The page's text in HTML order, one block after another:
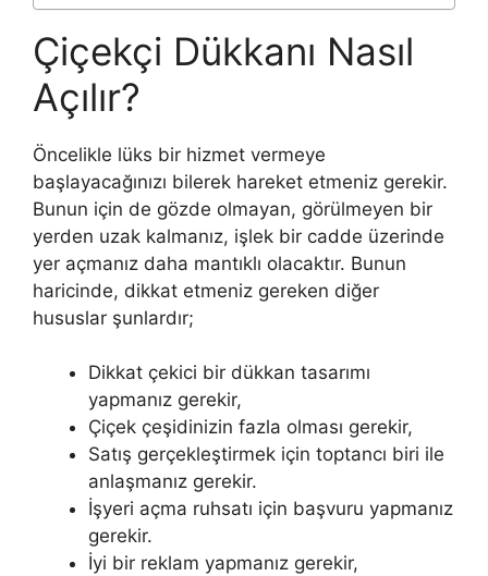
Çiçekçi Dükkanı Nasıl
Açılır?
Öncelikle lüks bir hizmet vermeye
başlayacağınızı bilerek hareket etmeniz gerekir.
Bunun için de gözde olmayan, görülmeyen bir
yerden uzak kalmanız, işlek bir cadde üzerinde
yer açmanız daha mantıklı olacaktır. Bunun
haricinde, dikkat etmeniz gereken diğer
hususlar şunlardır;
Dikkat çekici bir dükkan tasarımı
yapmanız gerekir,
Çiçek çeşidinizin fazla olması gerekir,
Satış gerçekleştirmek için toptancı biri ile
anlaşmanız gerekir.
İşyeri açma ruhsatı için başvuru yapmanız
gerekir.
İyi bir reklam yapmanız gerekir,